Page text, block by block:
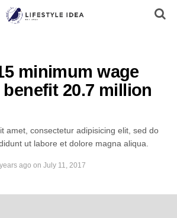
minimum wage
20.7 million
amet, consectetur adipisicing elit, sed do
ut labore et dolore magna aliqua.
ago on July 11, 2017